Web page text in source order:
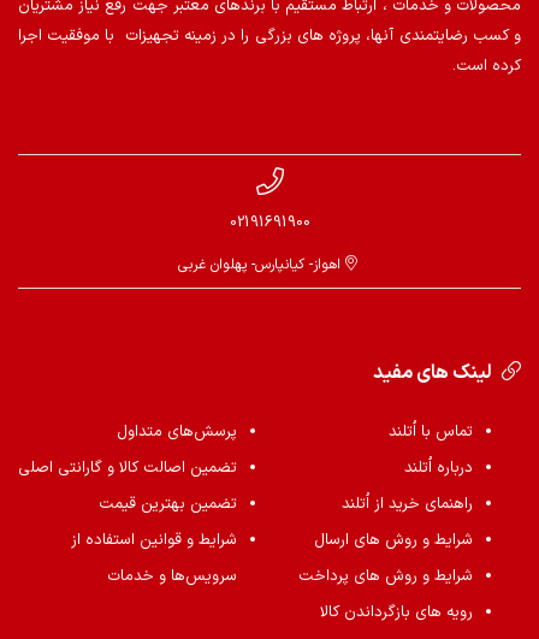
محصولات و خدمات ، ارتباط مستقیم با برندهای معتبر جهت رفع نیاز مشتریان
و کسب رضایتمندی آنها، پروژه های بزرگی را در زمینه تجهیزات با موفقیت اجرا
کرده است.
02191691900
اهواز- کیانپارس- پهلوان غربی
لینک های مفید
تماس با اُتلند
درباره اُتلند
راهنمای خرید از اُتلند
شرایط و روش های ارسال
شرایط و روش های پرداخت
رویه های بازگرداندن کالا
پرسش‌های متداول
تضمین اصالت کالا و گارانتی اصلی
تضمین بهترین قیمت
شرایط و قوانین استفاده از
سرویس‌ها و خدمات